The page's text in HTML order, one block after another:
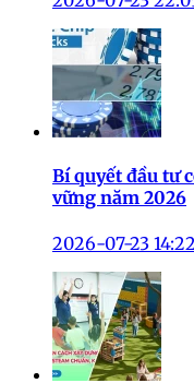
Bí quyết đầu tư
vững năm 2026
2026-07-23